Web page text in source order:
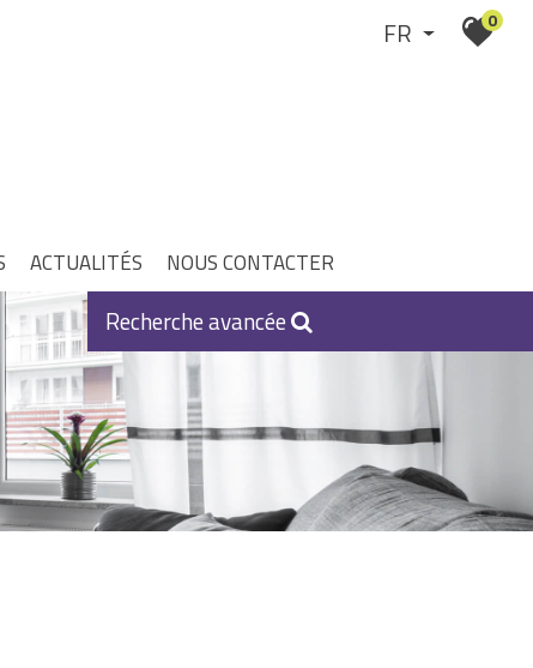
FR 0
ACTUALITÉS NOUSCONTACTER
Recherche avancée